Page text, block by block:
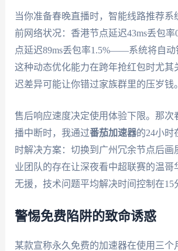
当你准备春晚直播时，智能线路推荐系
前网络状况：香港节点延迟43ms丢包率
点延迟89ms丢包率1.5%——系统将自动
这种动态优化能力在跨年抢红包时尤其
迟差异可能让你错过家族群里的压岁钱。
售后响应速度决定使用体验下限。那次
播中断时，我通过番茄加速器的24小时
时解决方案：切换到广州冗余节点后画
业团队的存在让深夜看中超联赛的温哥
无援，技术问题平均解决时间控制在15
警惕免费陷阱的致命诱惑
某款宣称永久免费的加速器在使用三个